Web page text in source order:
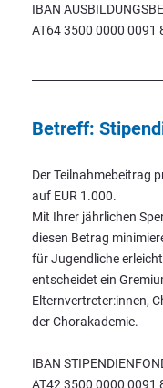
IBAN
AT64 3500 0000 0091
Betreff:
Der Teilnahmebeitrag
auf EUR 1.000.
Mit Ihrer jährlichen
diesen Betrag
für Jugendliche
entscheidet ein
Elternvertreter:innen,
der Chorakademie.
IBAN
AT42 3500 0000 0091